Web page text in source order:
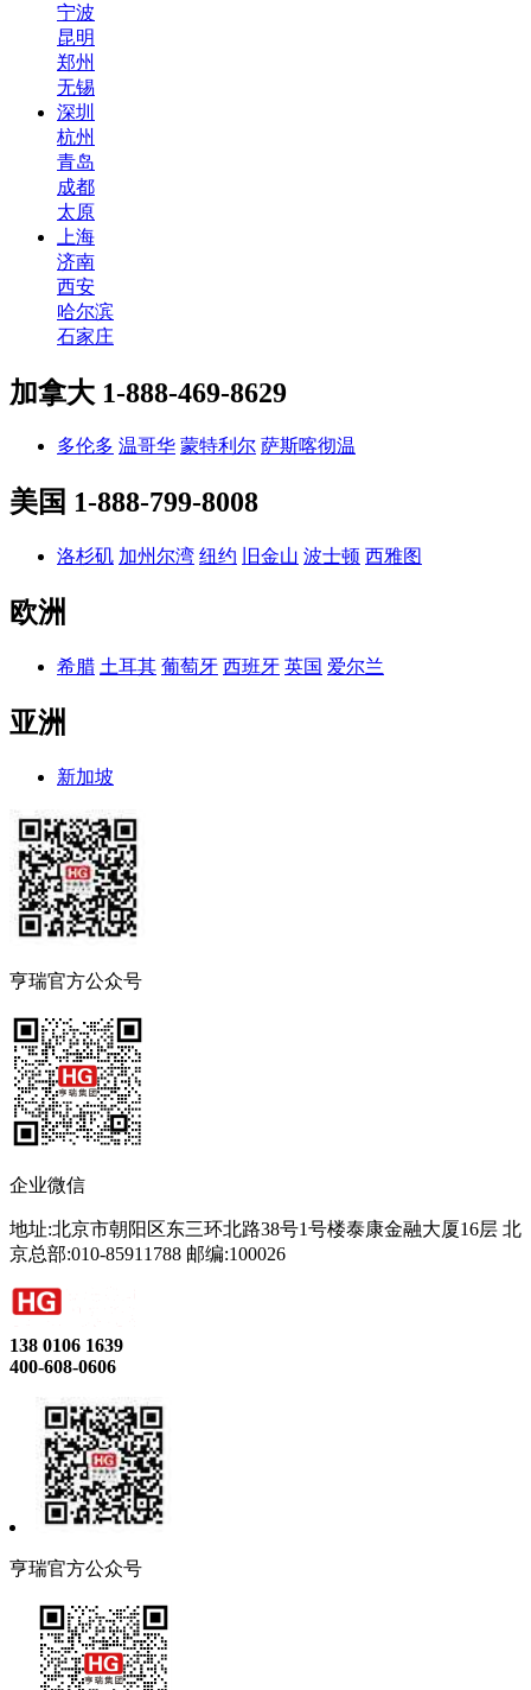
宁波
昆明
郑州
无锡
深圳
杭州
青岛
成都
太原
上海
济南
西安
哈尔滨
石家庄
加拿大 1-888-469-8629
多伦多 温哥华 蒙特利尔 萨斯喀彻温
美国 1-888-799-8008
洛杉矶 加州尔湾 纽约 旧金山 波士顿 西雅图
欧洲
希腊 土耳其 葡萄牙 西班牙 英国 爱尔兰
亚洲
新加坡
亨瑞官方公众号
企业微信
地址:北京市朝阳区东三环北路38号1号楼泰康金融大厦16层 北
京总部:010-85911788 邮编:100026
138 0106 1639
400-608-0606
亨瑞官方公众号